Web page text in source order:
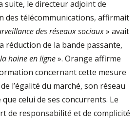
suite, le directeur adjoint de
des télécommunications, affirmait
des réseaux sociaux» avait
réduction de la bande passante,
haine en ligne». Orange affirme
concernant cette mesure
l’égalité du marché, son réseau
celui de ses concurrents. Le
de responsabilité et de complicité